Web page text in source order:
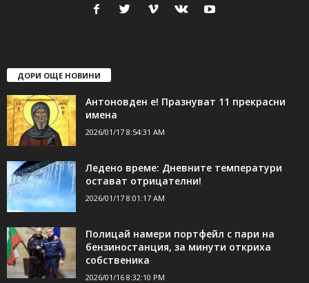
ДОРИ ОЩЕ НОВИНИ
Антоновден е! Празнуват 11 прекрасни
имена
2026/01/17 8:54:31 AM
Ледено време: Дневните температури
остават отрицателни!
2026/01/17 8:01:17 AM
Полицай намери портфейл с пари на
бензиностанция, за минути откриха
собственика
2026/01/16 8:32:10 PM